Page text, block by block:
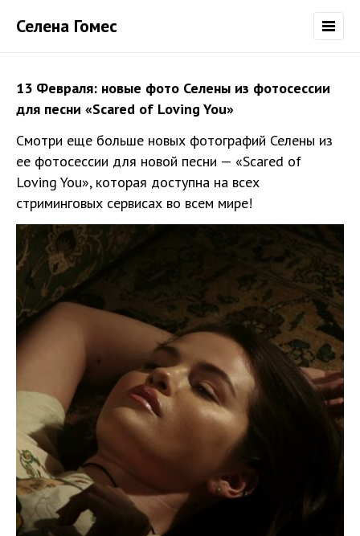
Селена Гомес
13 Февраля: новые фото Селены из фотосессии
для песни «Scared of Loving You»
Смотри еще больше новых фотографий Селены из
ее фотосессии для новой песни — «Scared of
Loving You», которая доступна на всех
стриминговых сервисах во всем мире!